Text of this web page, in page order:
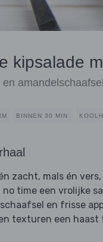
kipsalade
amandelschaafsel
BINNEN 30 MIN.
zacht, mals én
time een vrolijke
en frisse
texturen een haast